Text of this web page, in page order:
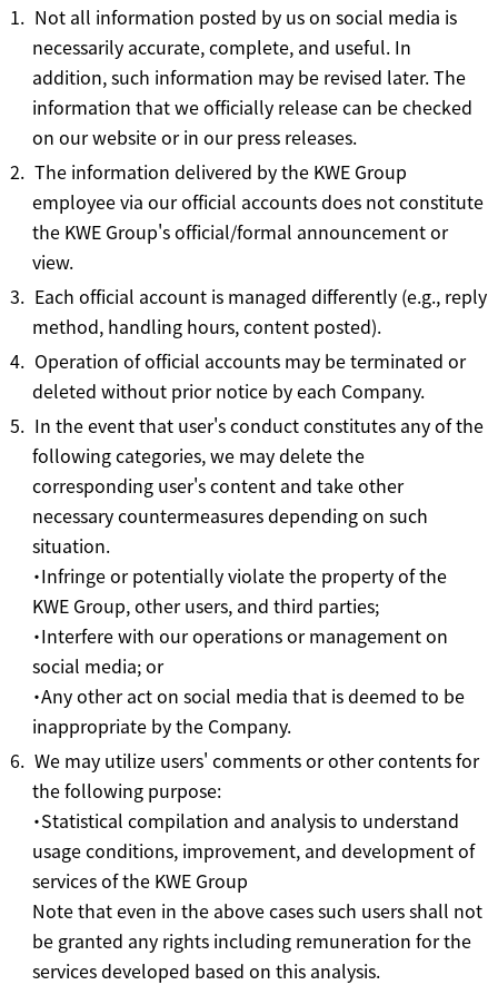
Not all information posted by us on social media is
necessarily accurate, complete, and useful. In
addition, such information may be revised later. The
information that we officially release can be checked
on our website or in our press releases.
The information delivered by the KWE Group
employee via our official accounts does not constitute
the KWE Group's official/formal announcement or
view.
Each official account is managed differently (e.g., reply
method, handling hours, content posted).
Operation of official accounts may be terminated or
deleted without prior notice by each Company.
In the event that user's conduct constitutes any of the
following categories, we may delete the
corresponding user's content and take other
necessary countermeasures depending on such
situation.
・Infringe or potentially violate the property of the
KWE Group, other users, and third parties;
・Interfere with our operations or management on
social media; or
・Any other act on social media that is deemed to be
inappropriate by the Company.
We may utilize users' comments or other contents for
the following purpose:
・Statistical compilation and analysis to understand
usage conditions, improvement, and development of
services of the KWE Group
Note that even in the above cases such users shall not
be granted any rights including remuneration for the
services developed based on this analysis.